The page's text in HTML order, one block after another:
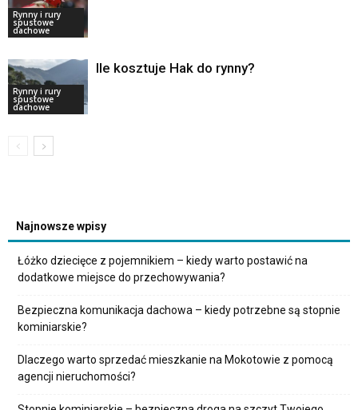
Rynny i rury
spustowe
dachowe
Rynny i rury
spustowe
dachowe
Ile kosztuje Hak do rynny?
Najnowsze wpisy
Łóżko dziecięce z pojemnikiem – kiedy warto postawić na
dodatkowe miejsce do przechowywania?
Bezpieczna komunikacja dachowa – kiedy potrzebne są stopnie
kominiarskie?
Dlaczego warto sprzedać mieszkanie na Mokotowie z pomocą
agencji nieruchomości?